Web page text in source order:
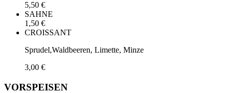
5,50 €
SAHNE
1,50 €
CROISSANT
Sprudel,Waldbeeren, Limette, Minze
3,00 €
VORSPEISEN